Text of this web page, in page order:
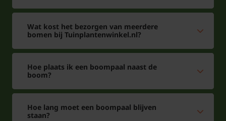
Wat kost het bezorgen van meerdere
bomen bij Tuinplantenwinkel.nl?
Hoe plaats ik een boompaal naast de
boom?
Hoe lang moet een boompaal blijven
staan?